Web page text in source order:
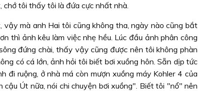
chớ tôi thấy tôi là đứa cực nhất nhà.
mà anh Hai tôi cũng không tha, ngày nào cũng bắt
thì ảnh kêu làm việc nhẹ hều. Lúc đầu ảnh phân công
đứng chài, thấy vậy cũng được nên tôi không phàn
có cá lớn, ảnh hỏi tôi biết bơi xuồng hôn. Sẵn dịp tức
đi ruộng, ở nhà má còn mượn xuồng máy Kohler 4 của
Út nữa, nói chi chuyện bơi xuồng". Biết tôi "nổ" nên